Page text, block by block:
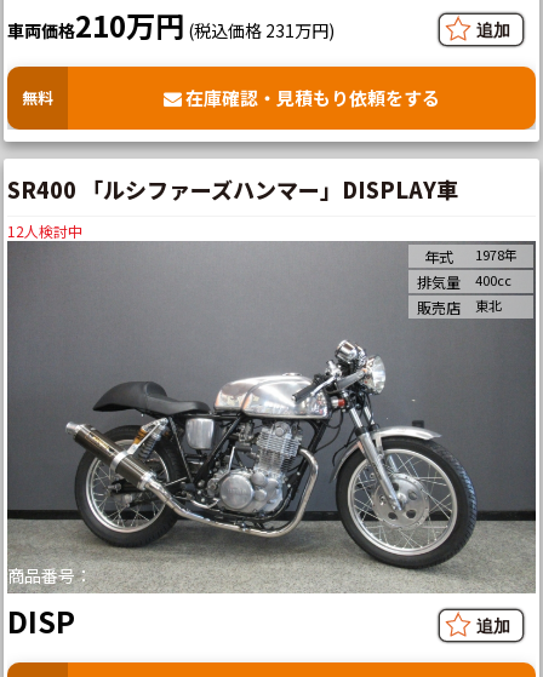
車両価格210万円 (税込価格 231万円)
無料 在庫確認・見積もり依頼をする
SR400 「ルシファーズハンマー」DISPLAY車
12人検討中
商品番号：
年式 1978年
排気量 400cc
販売店 東北
DISP